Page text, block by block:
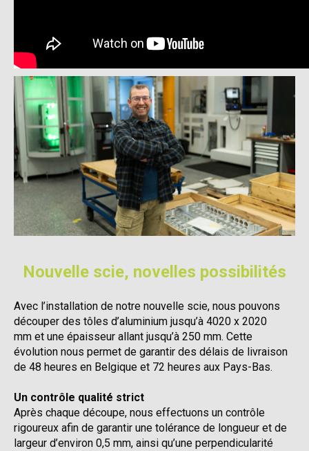
Nouvelle scie, novelles possibilités
Avec l’installation de notre nouvelle scie, nous pouvons
découper des tôles d’aluminium jusqu’à 4020 x 2020
mm et une épaisseur allant jusqu’à 250 mm. Cette
évolution nous permet de garantir des délais de livraison
de 48 heures en Belgique et 72 heures aux Pays-Bas.
Un contrôle qualité strict
Après chaque découpe, nous effectuons un contrôle
rigoureux afin de garantir une tolérance de longueur et de
largeur d’environ 0,5 mm, ainsi qu’une perpendicularité